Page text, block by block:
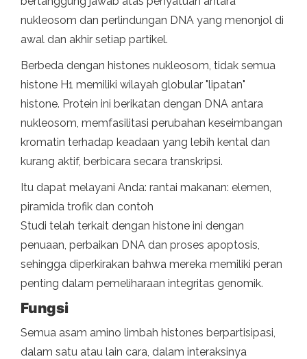
nukleosom dan perlindungan DNA yang menonjol di
awal dan akhir setiap partikel.
Berbeda dengan histones nukleosom, tidak semua
histone H1 memiliki wilayah globular "lipatan"
histone. Protein ini berikatan dengan DNA antara
nukleosom, memfasilitasi perubahan keseimbangan
kromatin terhadap keadaan yang lebih kental dan
kurang aktif, berbicara secara transkripsi.
Itu dapat melayani Anda: rantai makanan: elemen,
piramida trofik dan contoh
Studi telah terkait dengan histone ini dengan
penuaan, perbaikan DNA dan proses apoptosis,
sehingga diperkirakan bahwa mereka memiliki peran
penting dalam pemeliharaan integritas genomik.
Fungsi
Semua asam amino limbah histones berpartisipasi,
dalam satu atau lain cara, dalam interaksinya